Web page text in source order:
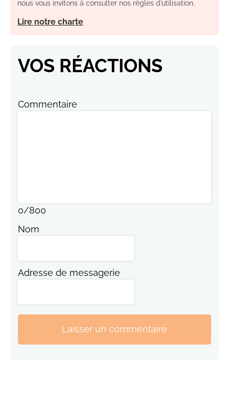
nous vous invitons à consulter nos règles d’utilisation.
Lire notre charte
VOS RÉACTIONS
Commentaire
0/800
Nom
Adresse de messagerie
Laisser un commentaire